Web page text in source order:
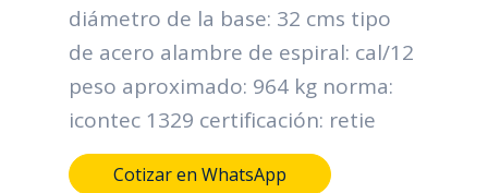
diámetro de la base: 32 cms tipo
de acero alambre de espiral: cal/12
peso aproximado: 964 kg norma:
icontec 1329 certificación: retie
Cotizar en WhatsApp